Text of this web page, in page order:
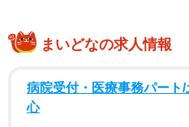
まいどなの求人情報
病院受付・医療事務パート
心